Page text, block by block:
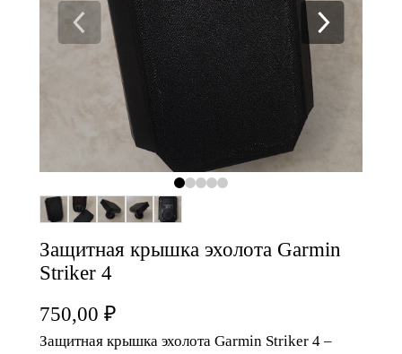
Защитная крышка эхолота Garmin
Striker 4
750,00 ₽
Защитная крышка эхолота Garmin Striker 4 –